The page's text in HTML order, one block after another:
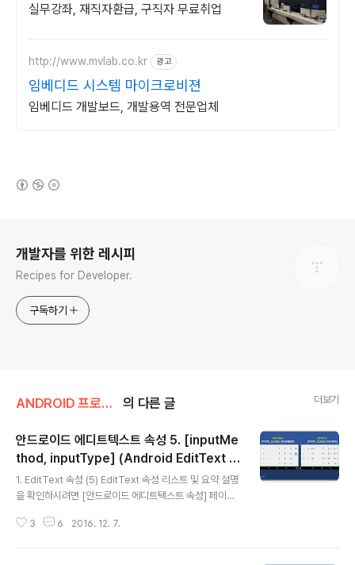
실무강좌, 재직자환급, 구직자 무료취업
http://www.mvlab.co.kr 광고
임베디드 시스템 마이크로비젼
임베디드 개발보드, 개발용역 전문업체
개발자를 위한 레시피
Recipes for Developer.
구독하기
ANDROID 프로그래밍/EDITTEXT 의 다른 글 더보기
안드로이드 에디트텍스트 속성 5. [inputMe
thod, inputType] (Android EditText A
ttributes 5)
1. EditText 속성 (5) EditText 속성 리스트 및 요약 설명
을 확인하시려면 [안드로이드 에디트텍스트 속성] 페이지
명 및 예제를 확인하시려면, 아래 표에서 속성 이름을 클릭
3 6 2016. 12. 7.